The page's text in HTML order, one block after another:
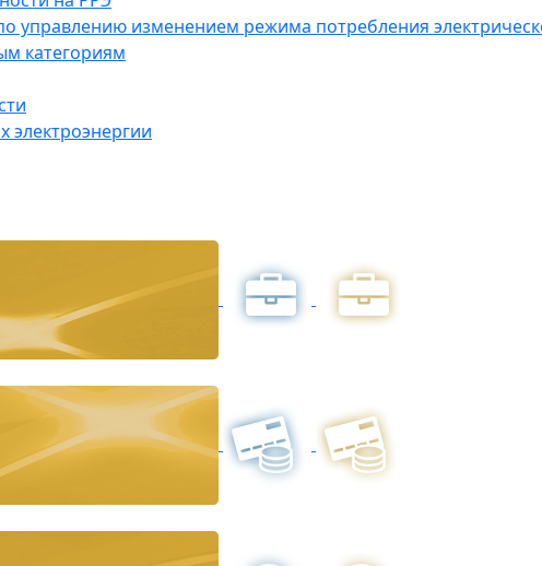
управлению изменением режима потребления
категориям
электроэнергии